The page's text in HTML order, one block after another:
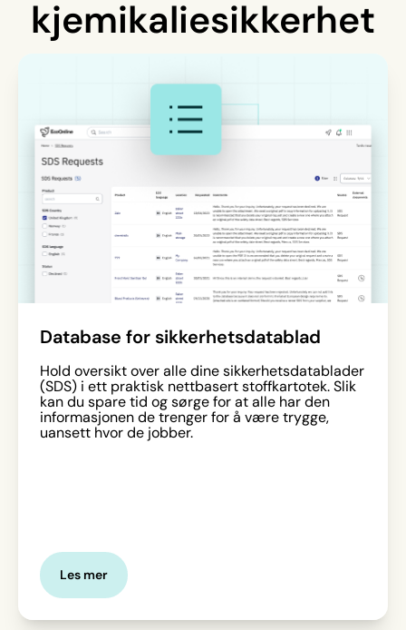
kjemikaliesikkerhet
Database for sikkerhetsdatablad
Hold oversikt over alle dine sikkerhetsdatablader
(SDS) i ett praktisk nettbasert stoffkartotek. Slik
kan du spare tid og sørge for at alle har den
informasjonen de trenger for å være trygge,
uansett hvor de jobber.
Les mer